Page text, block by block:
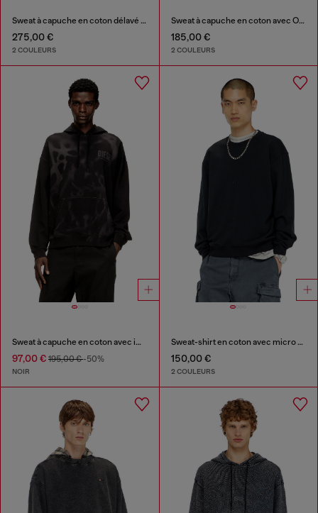
Sweat à capuche en coton délavé avec détails effilochés
275,00 €
2 COULEURS
Sweat à capuche en coton avec Oval D métallique
185,00 €
2 COULEURS
Sweat à capuche en coton avec imprimés au laser
97,00 € 195,00 €-50%
NOIR
Sweat-shirt en coton avec micro broderie logo
150,00 €
2 COULEURS